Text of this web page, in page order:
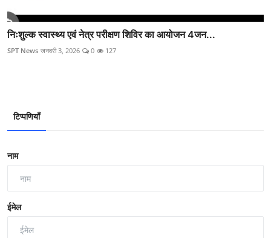
निःशुल्क स्वास्थ्य एवं नेत्र परीक्षण शिविर का आयोजन 4जन...
SPT News जनवरी 3, 2026 0 127
टिप्पणियाँ
नाम
ईमेल